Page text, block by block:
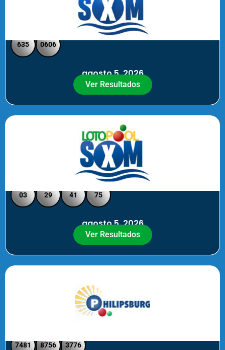
SXM Noche - Pick 3 Pick 4
635 0606
agosto 5, 2026
Ver Resultados
Loto Pool SXM Noche
03 29 41 75
agosto 5, 2026
Ver Resultados
7481 8756 3776